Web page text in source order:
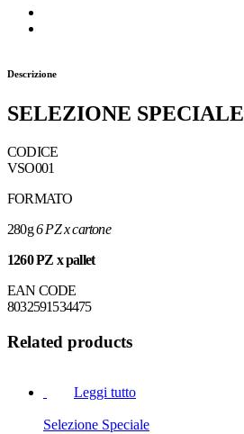
Descrizione
SELEZIONE SPECIALE
CODICE
VSO001
FORMATO
280g6 PZ x cartone
1260 PZ x pallet
EAN CODE
8032591534475
Related products
Leggi tutto
Selezione Speciale